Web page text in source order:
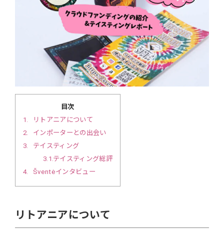
目次
1
リトアニアについて
2
インポーターとの出会い
3
テイスティング
3.1 テイスティング総評
4
Šventėインタビュー
リトアニアについて